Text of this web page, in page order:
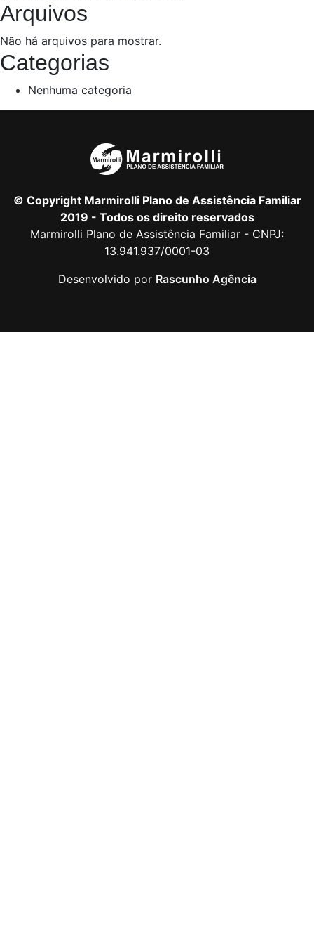
Arquivos
Não há arquivos para mostrar.
Categorias
Nenhuma categoria
© Copyright Marmirolli Plano de Assistência Familiar
2019 - Todos os direito reservados
Marmirolli Plano de Assistência Familiar - CNPJ:
13.941.937/0001-03
Desenvolvido por Rascunho Agência